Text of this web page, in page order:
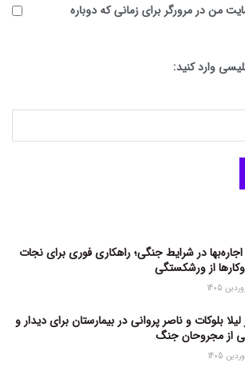
من در مرورگر برای زمانی که دوباره
وارد کنید:
در شرایط جنگی؛ راهکاری فوری برای نجات
از ورشکستگی
بلوکات و ناصر پروانی در بیمارستان برای دیدار و
از مجروحان جنگ